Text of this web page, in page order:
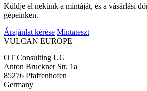
Küldje el nekünk a mintáját, és a vásárlási
gépeinken.
Árajánlat kérése Mintateszt
VULCAN EUROPE
OT Consulting UG
Anton Bruckner Str. 1a
85276 Pfaffenhofen
Germany